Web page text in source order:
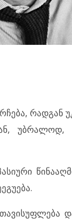
რადგან
უბრალოდ,